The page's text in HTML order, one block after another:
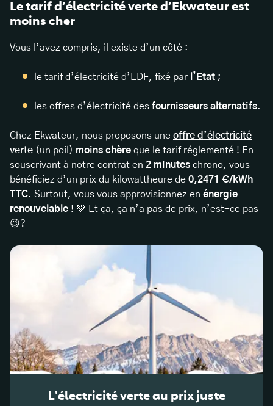
Le tarif d’électricité verte d’Ekwateur est
moins cher
Vous l’avez compris, il existe d’un côté :
le tarif d’électricité d’EDF, fixé par l’Etat ;
les offres d’électricité des fournisseurs alternatifs.
Chez Ekwateur, nous proposons une offre d’électricité
verte (un poil) moins chère que le tarif réglementé ! En
souscrivant à notre contrat en 2 minutes chrono, vous
bénéficiez d’un prix du kilowattheure de 0,2471 €/kWh
TTC. Surtout, vous vous approvisionnez en énergie
renouvelable ! 💚 Et ça, ça n’a pas de prix, n’est-ce pas
😉?
L'électricité verte au prix juste